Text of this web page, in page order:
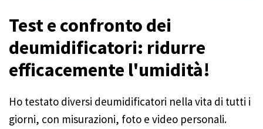
Test e confronto dei
deumidificatori: ridurre
efficacemente l'umidità!
Ho testato diversi deumidificatori nella vita di tutti i
giorni, con misurazioni, foto e video personali.